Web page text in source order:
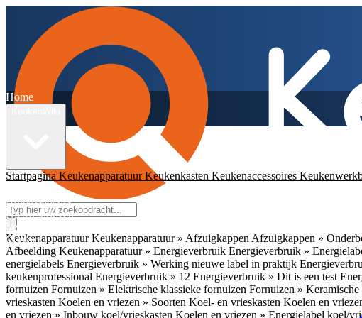
KeukenapparatuurKeukenapparatuur » Afzuigkappen Afzuigkappen »
Afbeelding Keukenapparatuur » Energieverbruik Energieverbruik »
energielabels Energieverbruik » Werking nieuwe label in praktijk
keukenprofessional Energieverbruik » 12 Energieverbruik » Dit is een test
fornuizen Fornuizen » Elektrische klassieke fornuizen Fornuizen » Keramische
vrieskasten Koelen en vriezen » Soorten Koel- en vrieskasten Koelen en
en vriezen » Inbouw koel/vrieskasten Koelen en vriezen » Energielabel koel/
Home
Startpagina KeukenapparatuurKeukenkasten Keukenaccessoires
Ambassadeurs
Nieuwsbrieven
Veelgestelde vragen
Contact